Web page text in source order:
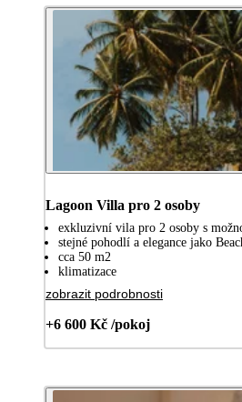
Lagoon Villa pro 2 osoby
exkluzivní vila pro 2 osoby s
stejné pohodlí a elegance jako
cca 50 m2
klimatizace
zobrazit podrobnosti
+6 600 Kč /pokoj